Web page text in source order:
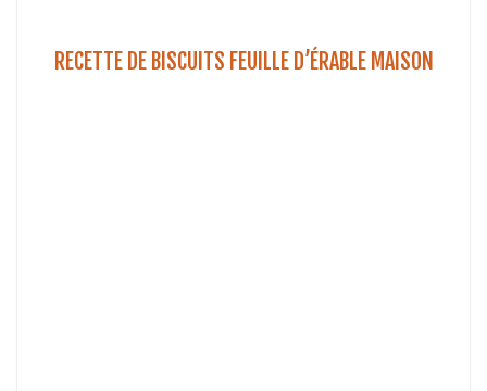
RECETTE DE BISCUITS FEUILLE D’ÉRABLE MAISON